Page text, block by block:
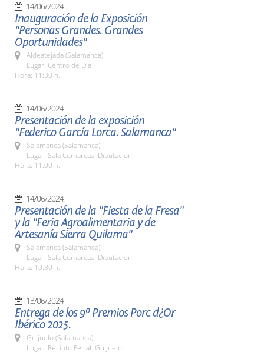
14/06/2024
Inauguración de la Exposición
"Personas Grandes. Grandes
Oportunidades"
Aldeatejada (Salamanca)
Lugar: Centro de Día
Hora: 11:30 h.
14/06/2024
Presentación de la exposición
"Federico García Lorca. Salamanca"
Salamanca (Salamanca)
Lugar: Sala Comarcas. Diputación
Hora: 11:00 h.
14/06/2024
Presentación de la "Fiesta de la Fresa"
y la "Feria Agroalimentaria y de
Artesanía Sierra Quilama"
Salamanca (Salamanca)
Lugar: Sala Comarcas. Diputación
Hora: 10:30 h.
13/06/2024
Entrega de los 9º Premios Porc d¿Or
Ibérico 2025.
Guijuelo (Salamanca)
Lugar: Recinto Ferial. Guijuelo